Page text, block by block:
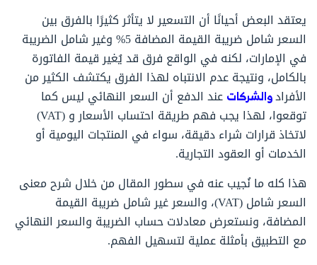
يعتقد البعض أحيانًا أن التسعير لا يتأثر كثيرًا بالفرق بين
السعر شامل ضريبة القيمة المضافة 5% وغير شامل الضريبة
في الإمارات، لكنه في الواقع فرق قد يُغير قيمة الفاتورة
بالكامل، ونتيجة عدم الانتباه لهذا الفرق يكتشف الكثير من
الأفرادوالشركات عند الدفع أن السعر النهائي ليس كما
توقعوا، لهذا يجب فهم طريقة احتساب الأسعار و (VAT)
لاتخاذ قرارات شراء دقيقة، سواء في المنتجات اليومية أو
الخدمات أو العقود التجارية.
هذا كله ما نُجيب عنه في سطور المقال من خلال شرح معنى
السعر شامل (VAT)، والسعر غير شامل ضريبة القيمة
المضافة، ونستعرض معادلات حساب الضريبة والسعر النهائي
مع التطبيق بأمثلة عملية لتسهيل الفهم.